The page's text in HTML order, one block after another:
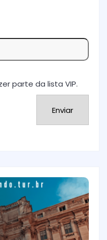
parte da lista VIP.